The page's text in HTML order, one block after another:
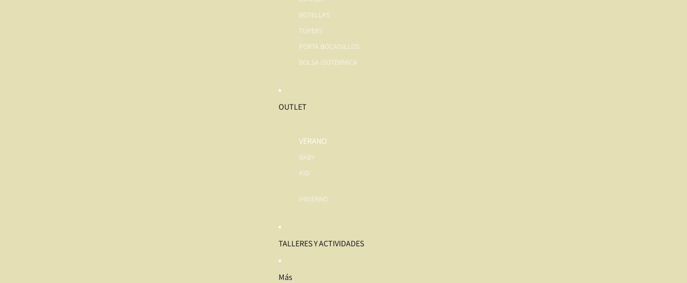
BOTELLAS
TÚPERS
PORTA BOCADILLOS
BOLSA ISOTÉRMICA
OUTLET
VERANO
BABY
KID
INVIERNO
TALLERES Y ACTIVIDADES
Más